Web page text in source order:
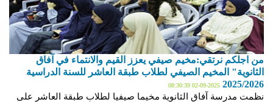
من اجلكم نرتقي:مخيم صيفي يعزز القيم والانتماء في آفاق
الثانوية" المخيم الصيفي لطلاب طبقة العاشر للسنة الدراسية
2025/2026
2025-09-02 08:30:39
نظمت مدرسة آفاق الثانوية مخيما صيفيا لطلاب طبقة العاشر على